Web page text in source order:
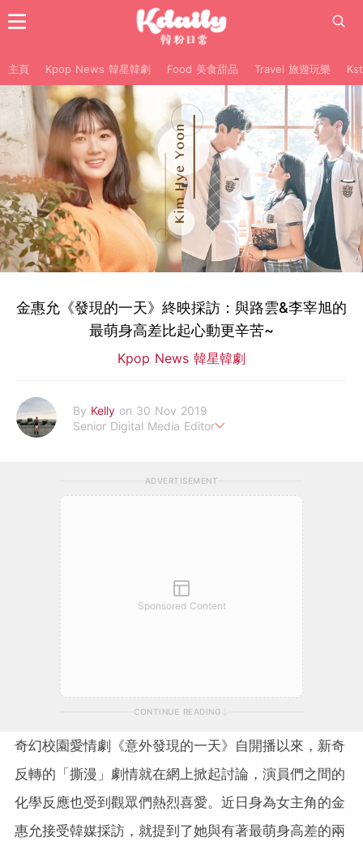
主頁 Kpop News 韓星韓劇 Food 美食甜品 Travel 旅遊玩樂
金惠允《發現的一天》終映採訪：與路雲&李宰旭的
最萌身高差比起心動更辛苦~
Kpop News 韓星韓劇
By Kelly on 30 Nov 2019
Senior Digital Media Editor
ADVERTISEMENT
Sponsored Content
CONTINUE READING
奇幻校園愛情劇《意外發現的一天》自開播以來，新奇
反轉的「撕漫」劇情就在網上掀起討論，演員們之間的
化學反應也受到觀眾們熱烈喜愛。近日身為女主角的金
惠允接受韓媒採訪，就提到了她與有著最萌身高差的兩